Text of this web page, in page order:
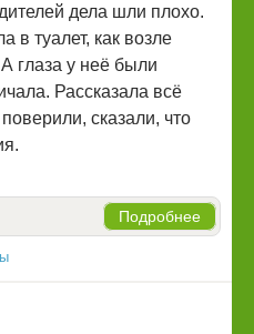
дела шли плохо.
в туалет, как возле
глаза у неё были
Рассказала всё
сказали, что
Подробнее